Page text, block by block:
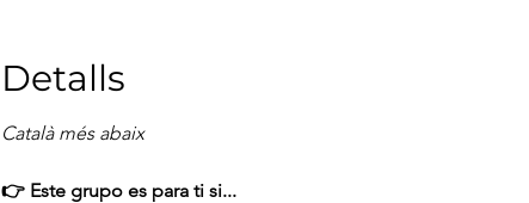
Detalls
Català més abaix
👉 Este grupo es para ti si...